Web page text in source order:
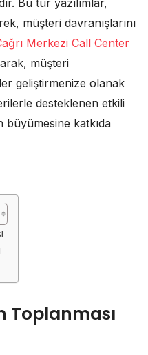
müşteri davranışlarını
Merkezi Call Center
müşteri
geliştirmenize olanak
desteklenen etkili
büyümesine katkıda
Toplanması